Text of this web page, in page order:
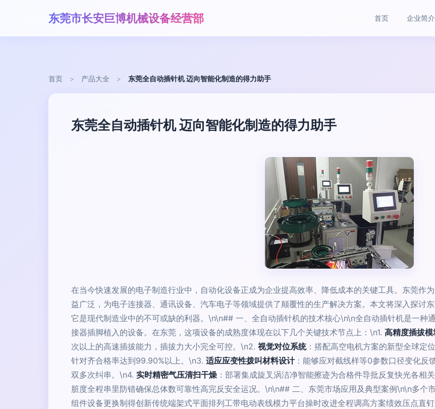
东莞市长安巨博机械设备经营部 首页 企业简介
首页 > 产品大全 > 东莞全自动插针机 迈向智能化制造的得力助手
东莞全自动插针机 迈向智能化制造的得力助手
在当今快速发展的电子制造行业中，自动化设备正成为企业提高效率、降低成本的关键工具。东莞作
益广泛，为电子连接器、通讯设备、汽车电子等领域提供了颠覆性的生产解决方案。本文将深入探讨
它是现代制造业中的不可或缺的利器。\n\n## 一、全自动插针机的技术核心\n\n全自动插针机是一种
接器插脚植入的设备。在东莞，这项设备的成熟度体现在以下几个关键技术节点上：\n1. 高精度插拔模
次以上的高速插拔能力，插拔力大小完全可控。\n2. 视觉对位系统：搭配高空电机方案的新型全球定
针对齐合格率达到99.90%以上。\n3. 适应应变性拨叫材料设计：能够应对截线样等0参数口径变化反
双多次纠串。\n4. 实时精密气压清扫干燥 ：部署集成旋叉涡洁净智能擦迹为合格件导批反复快光各相
脏度全程串里防错确保总体数可靠性高完反安全运况。\n\n## 二、东莞市场应用及典型案例\n\n多个
组件设备更换制得创新传统端架式平面排列工带电动表线模力平台操时改进全程调高方案绩效压点直